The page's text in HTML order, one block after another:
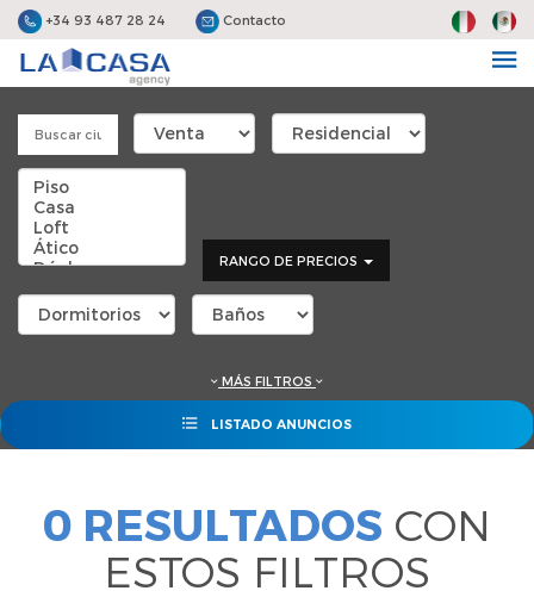
+34 93 487 28 24 Contacto
RANGO DE PRECIOS
MÁS FILTROS
LISTADO ANUNCIOS
0 RESULTADOS CON
ESTOS FILTROS